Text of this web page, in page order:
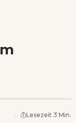
Lesezeit 3 Min.